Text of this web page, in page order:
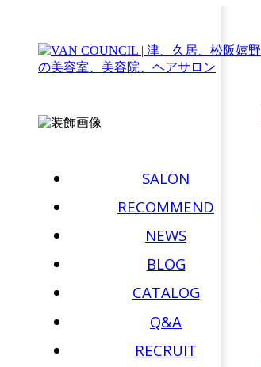
SALON
RECOMMEND
NEWS
BLOG
CATALOG
Q&A
RECRUIT